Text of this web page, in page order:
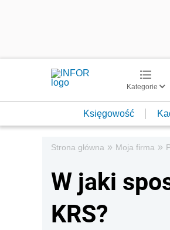
Kategorie
Księgowość
Strona główna » Moja firma »
W jaki
KRS?